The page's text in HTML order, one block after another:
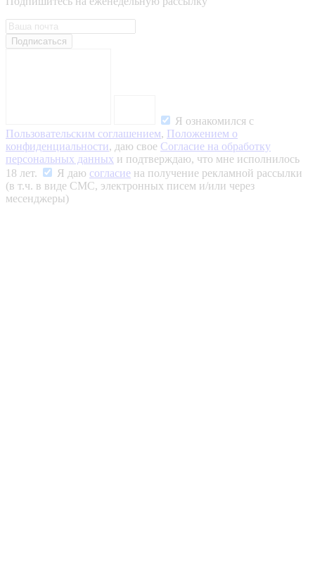
Подписаться
Я ознакомился с
Пользовательским соглашением, Положением о
конфиденциальности, даю свое Согласие на обработку
персональных данных и подтверждаю, что мне исполнилось
18 лет.
Я даю согласие на получение рекламной рассылки
(в т.ч. в виде СМС, электронных писем и/или через
месенджеры)